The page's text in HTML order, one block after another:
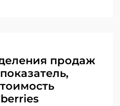
продаж